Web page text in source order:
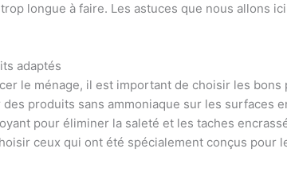
longue à faire. Les astuces que nous allons
adaptés
le ménage, il est important de choisir les
des produits sans ammoniaque sur les surfaces
pour éliminer la saleté et les taches
ceux qui ont été spécialement conçus pour